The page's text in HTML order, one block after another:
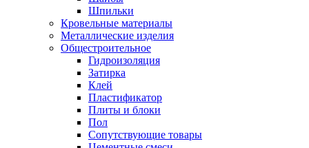
Шпильки
Кровельные материалы
Металлические изделия
Общестроительное
Гидроизоляция
Затирка
Клей
Пластификатор
Плиты и блоки
Пол
Сопутствующие товары